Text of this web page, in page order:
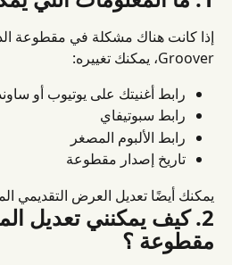
إذا كانت هناك مشكلة في مقطوعة
Groover، يمكنك تغييره:
رابط أغنيتك على يوتيوب أو
رابط سبوتيفاي
رابط الألبوم المصغر
تاريخ إصدار مقطوعة
يمكنك أيضًا تعديل العرض التقديمي
2. كيف يمكنني تعديل
مقطوعة ؟